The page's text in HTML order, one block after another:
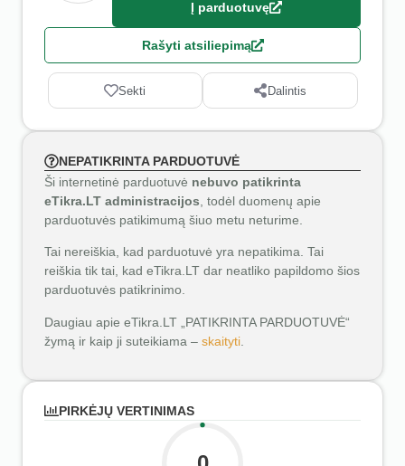
Į parduotuvę
Rašyti atsiliepimą
Sekti Dalintis
NEPATIKRINTA PARDUOTUVĖ
Ši internetinė parduotuvė nebuvo patikrinta
eTikra.LT administracijos , todėl duomenų apie
parduotuvės patikimumą šiuo metu neturime.
Tai nereiškia, kad parduotuvė yra nepatikima. Tai
reiškia tik tai, kad eTikra.LT dar neatliko papildomo šios
parduotuvės patikrinimo.
Daugiau apie eTikra.LT „PATIKRINTA PARDUOTUVĖ“
žymą ir kaip ji suteikiama – skaityti
PIRKĖJŲ VERTINIMAS